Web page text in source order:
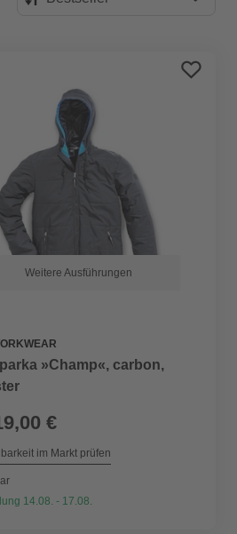
Preis absteigend
Bewertung
Weitere Ausführungen
»Champ«, carbon,
€
im Markt prüfen
14.08. - 17.08.